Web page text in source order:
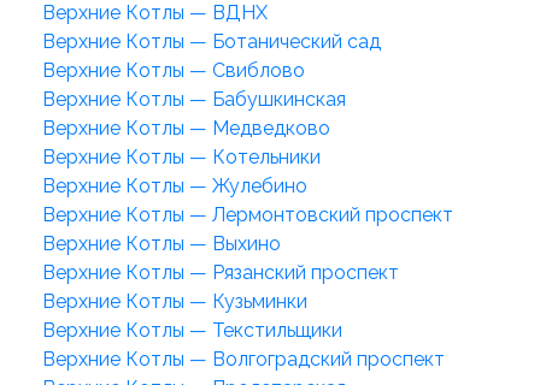
Верхние Котлы — ВДНХ
Верхние Котлы — Ботанический сад
Верхние Котлы — Свиблово
Верхние Котлы — Бабушкинская
Верхние Котлы — Медведково
Верхние Котлы — Котельники
Верхние Котлы — Жулебино
Верхние Котлы — Лермонтовский проспект
Верхние Котлы — Выхино
Верхние Котлы — Рязанский проспект
Верхние Котлы — Кузьминки
Верхние Котлы — Текстильщики
Верхние Котлы — Волгоградский проспект